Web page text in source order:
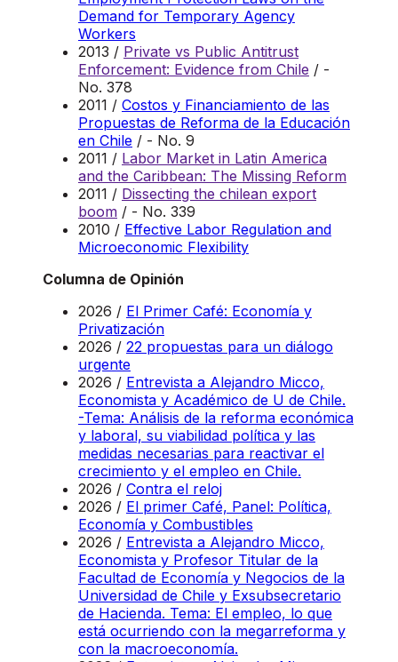
Demand for Temporary Agency
Workers
2013 / Private vs Public Antitrust
Enforcement: Evidence from Chile / -
No. 378
2011 / Costos y Financiamiento de las
Propuestas de Reforma de la Educación
en Chile / - No. 9
2011 / Labor Market in Latin America
and the Caribbean: The Missing Reform
2011 / Dissecting the chilean export
boom / - No. 339
2010 / Effective Labor Regulation and
Microeconomic Flexibility
Columna de Opinión
2026 / El Primer Café: Economía y
Privatización
2026 / 22 propuestas para un diálogo
urgente
2026 / Entrevista a Alejandro Micco,
Economista y Académico de U de Chile.
-Tema: Análisis de la reforma económica
y laboral, su viabilidad política y las
medidas necesarias para reactivar el
crecimiento y el empleo en Chile.
2026 / Contra el reloj
2026 / El primer Café, Panel: Política,
Economía y Combustibles
2026 / Entrevista a Alejandro Micco,
Economista y Profesor Titular de la
Facultad de Economía y Negocios de la
Universidad de Chile y Exsubsecretario
de Hacienda. Tema: El empleo, lo que
está ocurriendo con la megarreforma y
con la macroeconomía.